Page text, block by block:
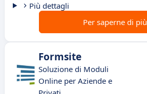
Più dettagli
Per saperne di più
Formsite
Soluzione di Moduli
Online per Aziende e